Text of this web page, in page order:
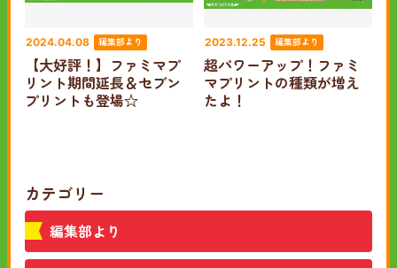
2024.04.08 編集部より
【大好評！】ファミマプ
リント期間延長＆セブン
プリントも登場☆
2023.12.25 編集部より
超パワーアップ！ファミ
マプリントの種類が増え
たよ！
カテゴリー
編集部より